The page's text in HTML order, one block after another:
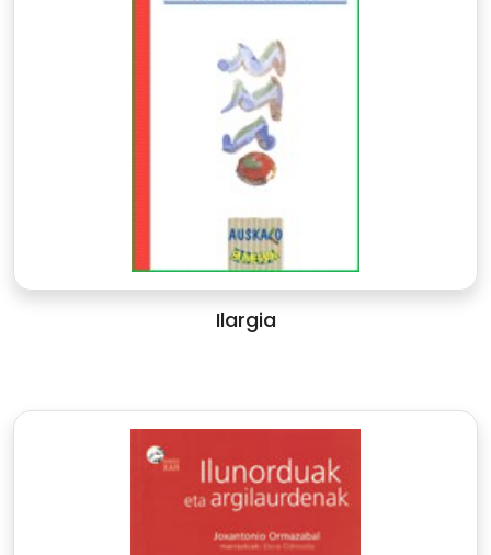
Ilargia